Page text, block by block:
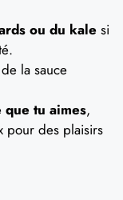
ou du kale si
la sauce
tu aimes,
pour des plaisirs